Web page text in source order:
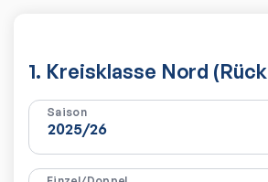
1. Kreisklasse Nord
Saison